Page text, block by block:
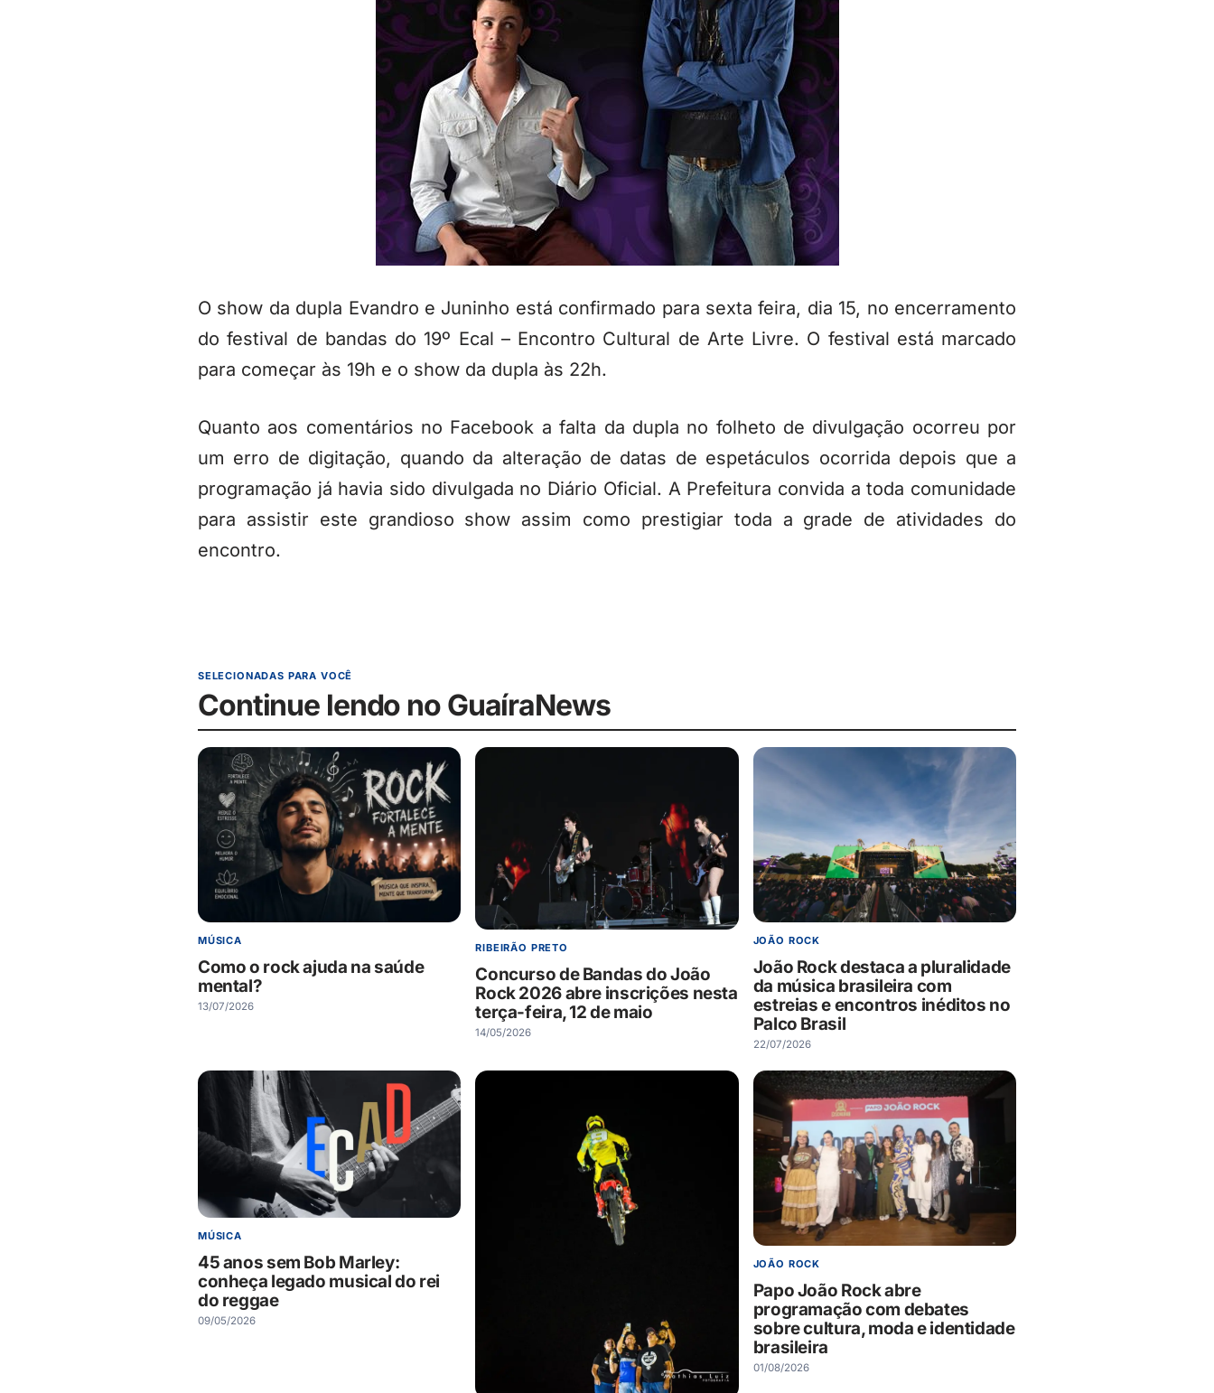
O show da dupla Evandro e Juninho está confirmado para sexta feira, dia 15, no encerramento
do festival de bandas do 19º Ecal – Encontro Cultural de Arte Livre. O festival está marcado
para começar às 19h e o show da dupla às 22h.
Quanto aos comentários no Facebook a falta da dupla no folheto de divulgação ocorreu por
um erro de digitação, quando da alteração de datas de espetáculos ocorrida depois que a
programação já havia sido divulgada no Diário Oficial. A Prefeitura convida a toda comunidade
para assistir este grandioso show assim como prestigiar toda a grade de atividades do
encontro.
SELECIONADAS PARA VOCÊ
Continue lendo no GuaíraNews
MÚSICA
Como o rock ajuda na saúde
mental?
13/07/2026
RIBEIRÃO PRETO
Concurso de Bandas do João
Rock 2026 abre inscrições nesta
terça-feira, 12 de maio
14/05/2026
JOÃO ROCK
João Rock destaca a pluralidade
da música brasileira com
estreias e encontros inéditos no
Palco Brasil
22/07/2026
MÚSICA
45 anos sem Bob Marley:
conheça legado musical do rei
do reggae
09/05/2026
JOÃO ROCK
Papo João Rock abre
programação com debates
sobre cultura, moda e identidade
brasileira
01/08/2026